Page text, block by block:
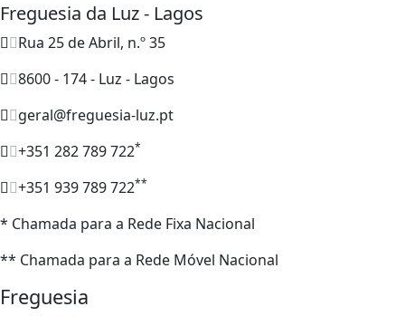
Freguesia da Luz - Lagos
Rua 25 de Abril, n.º 35
8600 - 174 - Luz - Lagos
geral@freguesia-luz.pt
+351 282 789 722*
+351 939 789 722**
* Chamada para a Rede Fixa Nacional
** Chamada para a Rede Móvel Nacional
Freguesia